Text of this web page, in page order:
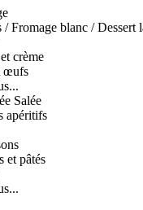
/ Fromage blanc / Dessert
crème
œufs
Salée
apéritifs
et pâtés